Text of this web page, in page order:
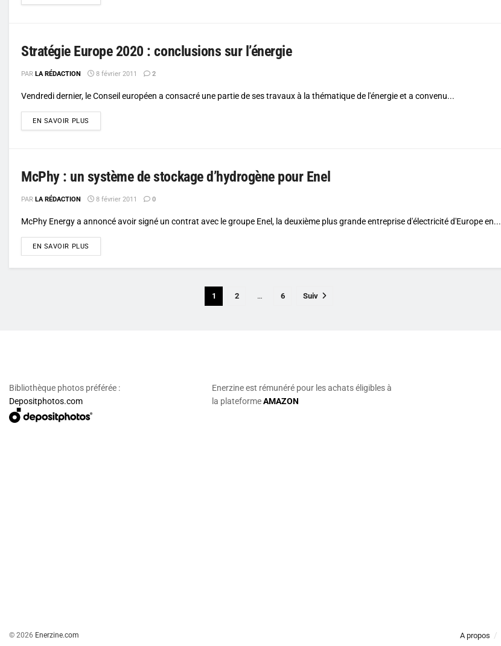
Stratégie Europe 2020 : conclusions sur l’énergie
PAR LA RÉDACTION 8 février 2011 2
Vendredi dernier, le Conseil européen a consacré une partie de ses travaux à la thématique de l'énergie et a convenu...
EN SAVOIR PLUS
McPhy : un système de stockage d’hydrogène pour Enel
PAR LA RÉDACTION 8 février 2011 0
McPhy Energy a annoncé avoir signé un contrat avec le groupe Enel, la deuxième plus grande entreprise d'électricité d'Europe en...
EN SAVOIR PLUS
1 2 … 6 Suiv
Bibliothèque photos préférée :
Depositphotos.com
Enerzine est rémunéré pour les achats éligibles à
la plateformeAMAZON
A propos
© 2026 Enerzine.com